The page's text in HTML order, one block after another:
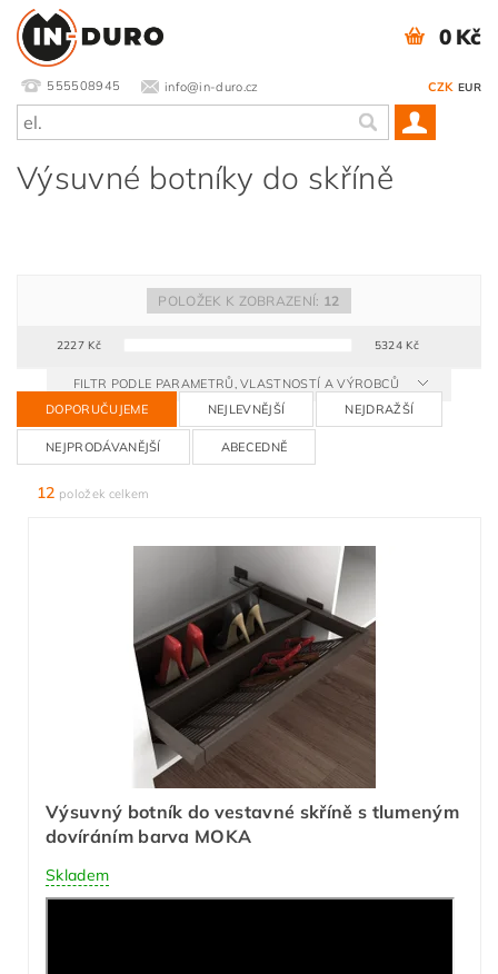
555508945 info@in-duro.cz CZK EUR
0 Kč
Výsuvné botníky do skříně
2227Kč 5324 Kč
POLOŽEK K ZOBRAZENÍ: 12
FILTR PODLE PARAMETRŮ, VLASTNOSTÍ A VÝROBCŮ
DOPORUČUJEME
NEJLEVNĚJŠÍ NEJDRAŽŠÍ
NEJPRODÁVANĚJŠÍ ABECEDNĚ
12 položek celkem
Výsuvný botník do vestavné skříně s tlumeným
dovíráním barva MOKA
Skladem